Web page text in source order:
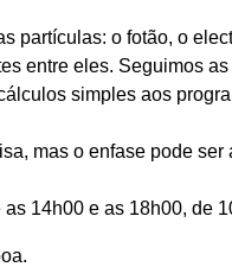
partículas: o fotão, o
entre eles. Seguimos
simples aos
mas o enfase pode
14h00 e as 18h00, de